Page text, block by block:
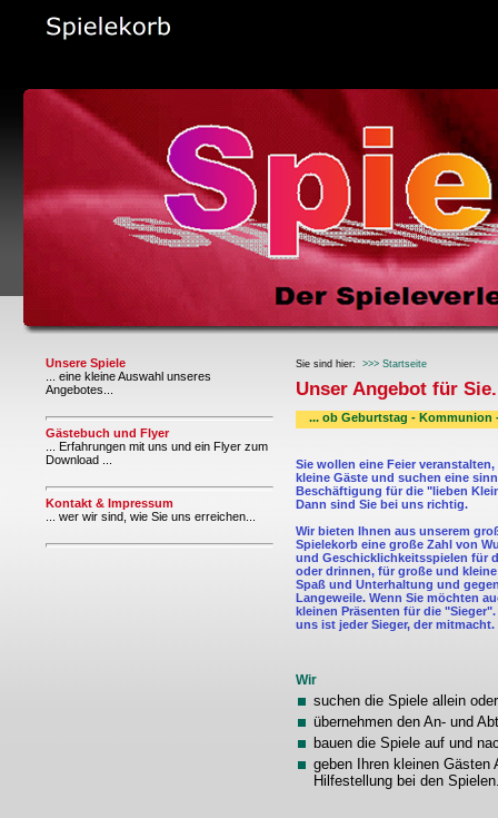
Unsere Spiele
... eine kleine Auswahl unseres
Angebotes...
Gästebuch und Flyer
... Erfahrungen mit uns und ein Flyer zum
Download ...
Kontakt & Impressum
... wer wir sind, wie Sie uns erreichen...
Sie sind hier: >>> Startseite
Unser Angebot für
Sie wollen eine Feier veranstalten,
kleine Gäste und suchen eine
Beschäftigung für die "lieben
Dann sind Sie bei uns richtig.
Wir bieten Ihnen aus unserem
Spielekorb eine große Zahl von
und Geschicklichkeitsspielen für
oder drinnen, für große und
Spaß und Unterhaltung und
Langeweile. Wenn Sie möchten
kleinen Präsenten für die
uns ist jeder Sieger, der mitmacht.
Wir
suchen die Spiele allein
übernehmen den An- und
bauen die Spiele auf und
geben Ihren kleinen Gästen
Hilfestellung bei den